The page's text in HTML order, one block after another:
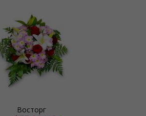
Восторг